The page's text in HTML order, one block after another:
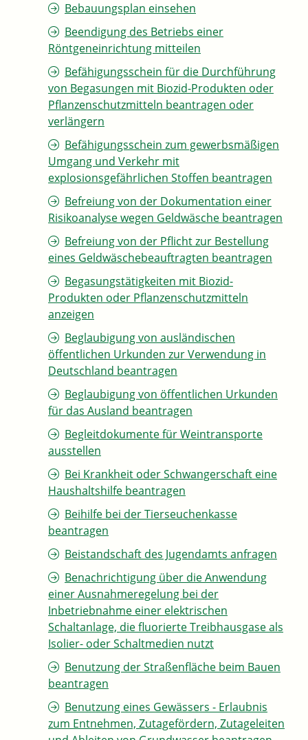
Bebauungsplan einsehen
Beendigung des Betriebs einer
Röntgeneinrichtung mitteilen
Befähigungsschein für die Durchführung
von Begasungen mit Biozid-Produkten oder
Pflanzenschutzmitteln beantragen oder
verlängern
Befähigungsschein zum gewerbsmäßigen
Umgang und Verkehr mit
explosionsgefährlichen Stoffen beantragen
Befreiung von der Dokumentation einer
Risikoanalyse wegen Geldwäsche beantragen
Befreiung von der Pflicht zur Bestellung
eines Geldwäschebeauftragten beantragen
Begasungstätigkeiten mit Biozid-
Produkten oder Pflanzenschutzmitteln
anzeigen
Beglaubigung von ausländischen
öffentlichen Urkunden zur Verwendung in
Deutschland beantragen
Beglaubigung von öffentlichen Urkunden
für das Ausland beantragen
Begleitdokumente für Weintransporte
ausstellen
Bei Krankheit oder Schwangerschaft eine
Haushaltshilfe beantragen
Beihilfe bei der Tierseuchenkasse
beantragen
Beistandschaft des Jugendamts anfragen
Benachrichtigung über die Anwendung
einer Ausnahmeregelung bei der
Inbetriebnahme einer elektrischen
Schaltanlage, die fluorierte Treibhausgase als
Isolier- oder Schaltmedien nutzt
Benutzung der Straßenfläche beim Bauen
beantragen
Benutzung eines Gewässers - Erlaubnis
zum Entnehmen, Zutagefördern, Zutageleiten